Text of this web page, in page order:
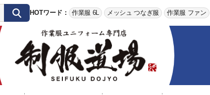
HOTワード： 作業服 6L メッシュ つなぎ服 作業服 ファン